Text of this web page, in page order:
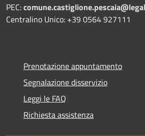
PEC:
Centralino Unico: +39 0564 927111
Prenotazione appuntamento
Segnalazione disservizio
Leggi le FAQ
Richiesta assistenza